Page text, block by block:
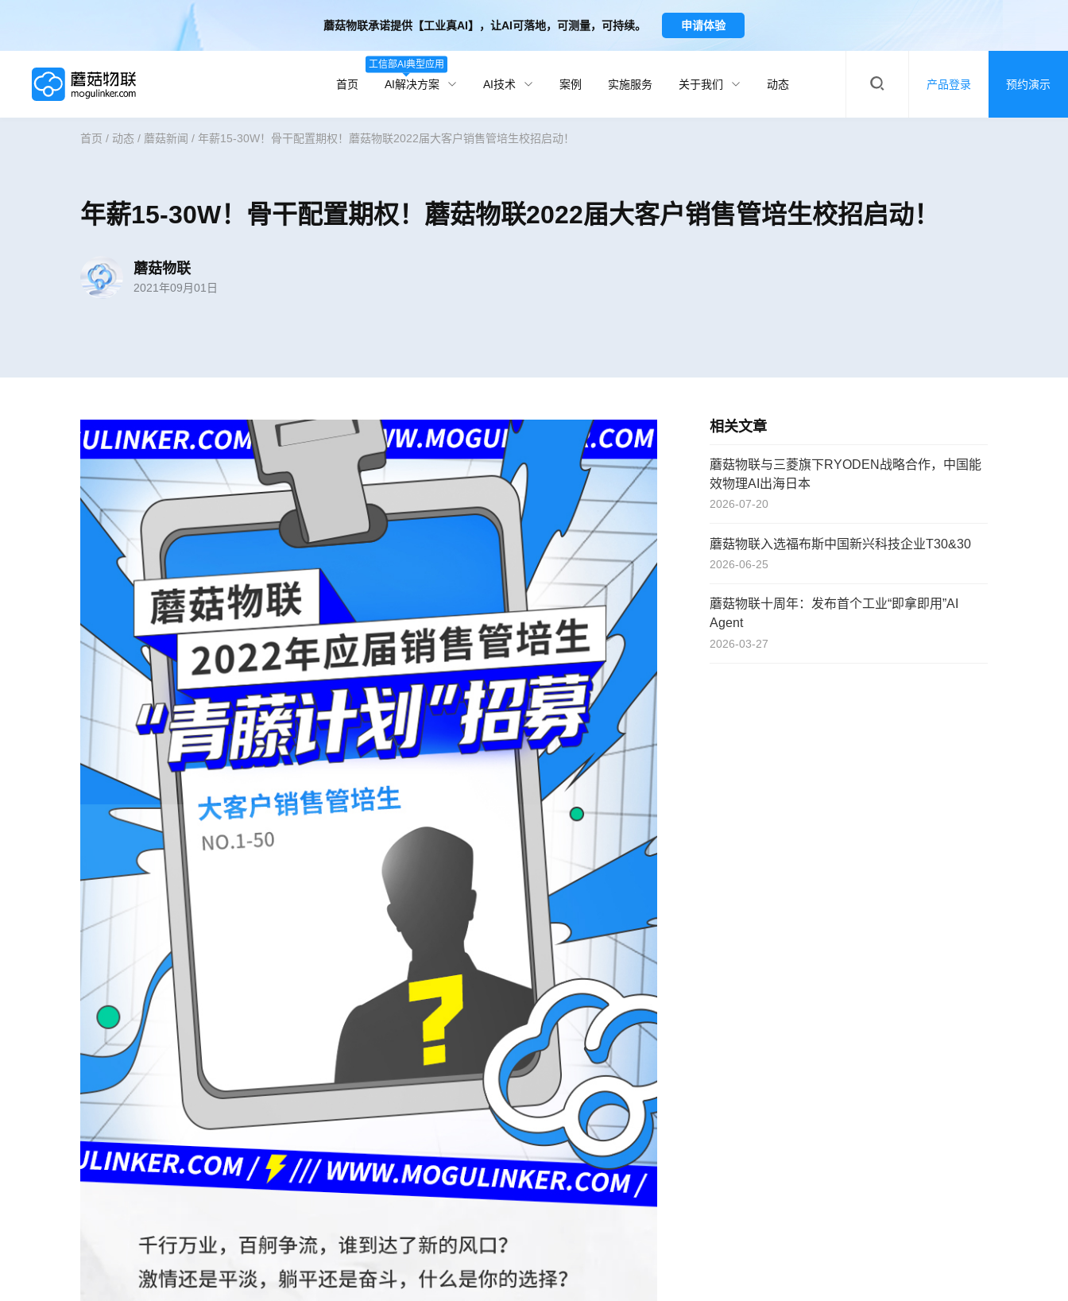
蘑菇物联承诺提供【工业真AI】，让AI可落地，可测量，可持续。 申请体验
首页 AI解决方案
工信部AI典型应用
AI技术 案例 实施服务 关于我们 动态 产品登录 预约演示
首页 / 动态 / 蘑菇新闻 / 年薪15-30W！骨干配置期权！蘑菇物联2022届大客户销售管培生校招启动！
年薪15-30W！骨干配置期权！蘑菇物联2022届大客户销售管培生校招启动！
蘑菇物联
2021年09月01日
相关文章
蘑菇物联与三菱旗下RYODEN战略合作，中国能
效物理AI出海日本
2026-07-20
蘑菇物联入选福布斯中国新兴科技企业T30&30
2026-06-25
蘑菇物联十周年：发布首个工业“即拿即用”AI
Agent
2026-03-27